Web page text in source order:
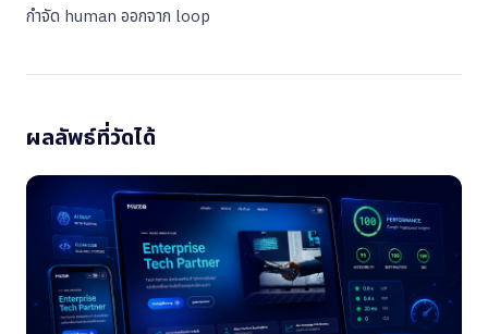
กำจัด human ออกจาก loop
ผลลัพธ์ที่วัดได้